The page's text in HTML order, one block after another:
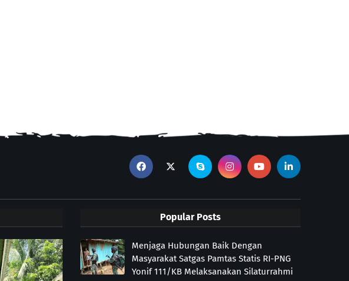
Popular Posts
Menjaga Hubungan Baik Dengan
Masyarakat Satgas Pamtas Statis RI-PNG
Yonif 111/KB Melaksanakan Silaturrahmi